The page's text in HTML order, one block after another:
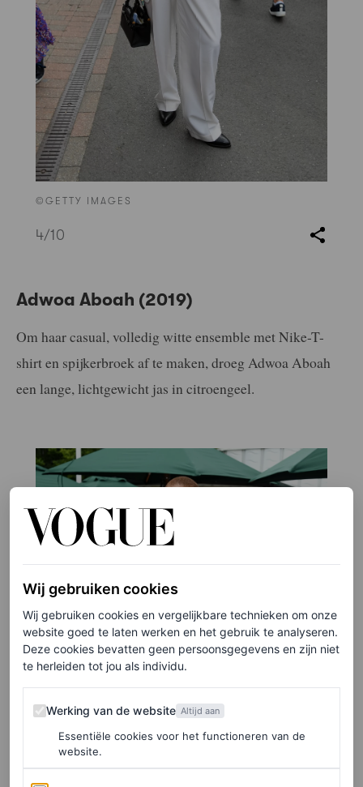
©GETTY IMAGES
4/10
Adwoa Aboah (2019)
Om haar casual, volledig witte ensemble met Nike-T-
shirt en spijkerbroek af te maken, droeg Adwoa Aboah
een lange, lichtgewicht jas in citroengeel.
Wij gebruiken cookies
Wij gebruiken cookies en vergelijkbare technieken om onze
website goed te laten werken en het gebruik te analyseren.
Deze cookies bevatten geen persoonsgegevens en zijn niet
te herleiden tot jou als individu.
Werking van de website
Werking van de website Altijd aan
Essentiële cookies voor het functioneren van de
website.